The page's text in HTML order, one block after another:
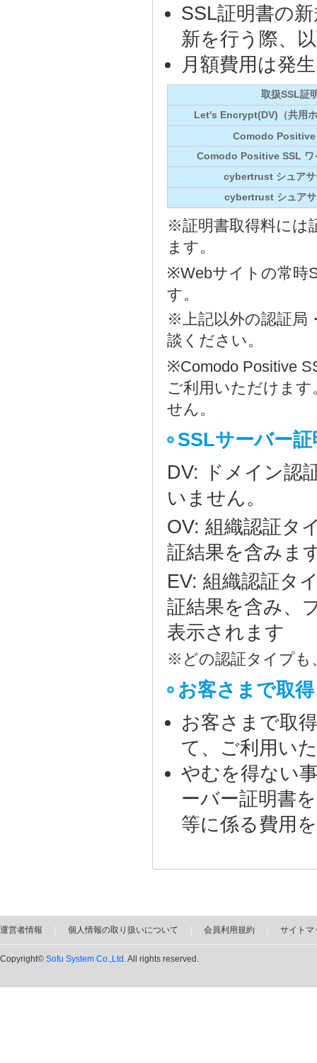
SSL証明書の
新を行う際、
月額費用は発
取扱SSL証
Let's Encrypt(DV)（共用
Comodo Positive
Comodo Positive SSL ワ
cybertrust シュアサ
cybertrust シュアサ
※証明書取得料には
ます。
※Webサイトの常時
す。
※上記以外の認証局
談ください。
※Comodo Positive
ご利用いただけま
せん。
SSLサーバー
DV: ドメイン認
いません。
OV: 組織認証タ
証結果を含みま
EV: 組織認証タ
証結果を含み、
表示されます
※どの認証タイプも
お客さまで取
お客さまで取
て、ご利用い
やむを得ない
ーバー証明書
等に係る費用
運営者情報 個人情報の取り扱いについて 会員利用規約 サイトマ
Copyright© Sofu System Co.,Ltd.All rights reserved.